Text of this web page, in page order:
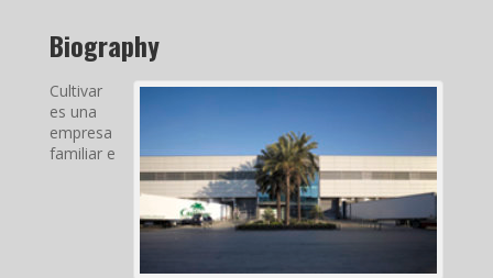
Biography
Cultivar
es una
empresa
familiar e